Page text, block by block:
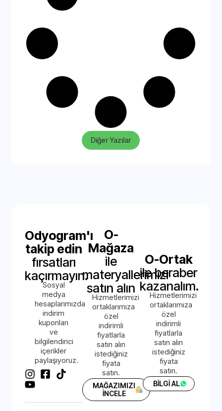
Diğer Yazılar
Odyogram'ı
takip edin
fırsatları
kaçırmayın.
Sosyal
medya
hesaplarımızda
indirim
kuponları
ve
bilgilendirici
içerikler
paylaşıyoruz.
O-
Mağaza
ile
materyallerimizi
satın alın
Hizmetlerimizi
ortaklarımıza
özel
indirimli
fiyatlarla
satın alın
istediğiniz
fiyata
satın.
MAĞAZIMIZI
İNCELE
O-Ortak
ile beraber
kazanalım.
Hizmetlerimizi
ortaklarımıza
özel
indirimli
fiyatlarla
satın alın
istediğiniz
fiyata
satın.
BİLGİ AL